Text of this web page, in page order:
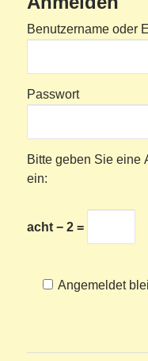
Benutzername oder
Passwort
Bitte geben Sie eine
ein:
acht − 2 =
Angemeldet